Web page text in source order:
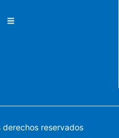
reservados